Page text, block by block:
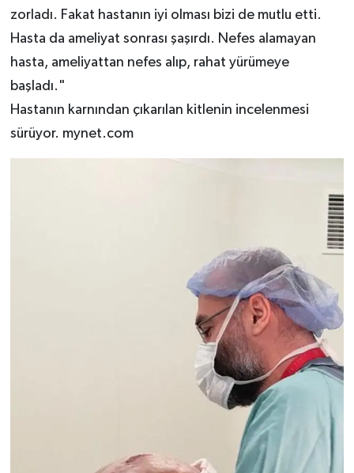
zorladı. Fakat hastanın iyi olması bizi de mutlu etti.
Hasta da ameliyat sonrası şaşırdı. Nefes alamayan
hasta, ameliyattan nefes alıp, rahat yürümeye
başladı."
Hastanın karnından çıkarılan kitlenin incelenmesi
sürüyor. mynet.com